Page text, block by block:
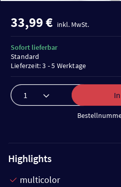
33,99 € inkl. MwSt.
Sofort lieferbar
Standard
Lieferzeit: 3 - 5 Werktage
Highlights
multicolor